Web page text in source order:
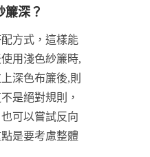
簾深？
方式，這樣能
用淺色紗簾時,
深色布簾後,則
是絕對規則，
可以嘗試反向
是要考慮整體